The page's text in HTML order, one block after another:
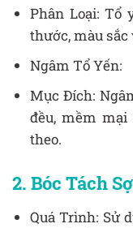
Phân Loại: Tổ
thước, màu
Ngâm Tổ Yến:
Mục Đích:
đều, mềm
theo.
2. Bóc Tách
Quá Trình: Sử